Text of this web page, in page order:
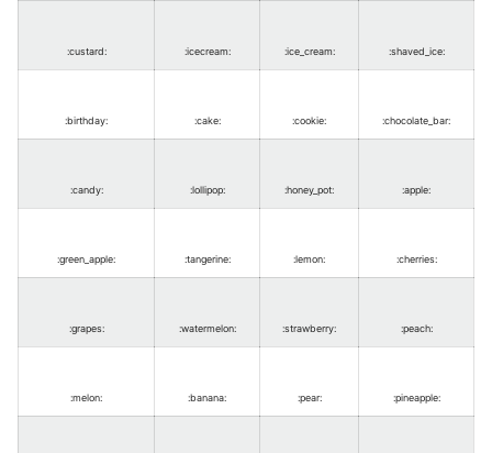
:custard: :icecream: :ice_cream: :shaved_ice:
:birthday: :cake: :cookie: :chocolate_bar:
:candy: :lollipop: :honey_pot: :apple:
:green_apple: :tangerine: :lemon: :cherries:
:grapes: :watermelon: :strawberry: :peach:
:melon: :banana: :pear: :pineapple: